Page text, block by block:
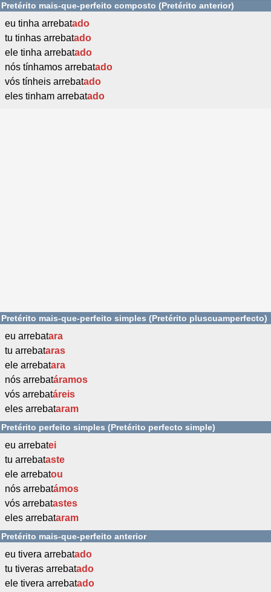
Pretérito mais-que-perfeito composto (Pretérito anterior)
eu tinha arrebatado
tu tinhas arrebatado
ele tinha arrebatado
nós tínhamos arrebatado
vós tínheis arrebatado
eles tinham arrebatado
Pretérito mais-que-perfeito simples (Pretérito pluscuamperfecto)
eu arrebatara
tu arrebataras
ele arrebatara
nós arrebatáramos
vós arrebatáreis
eles arrebataram
Pretérito perfeito simples (Pretérito perfecto simple)
eu arrebatei
tu arrebataste
ele arrebatou
nós arrebatámos
vós arrebatastes
eles arrebataram
Pretérito mais-que-perfeito anterior
eu tivera arrebatado
tu tiveras arrebatado
ele tivera arrebatado